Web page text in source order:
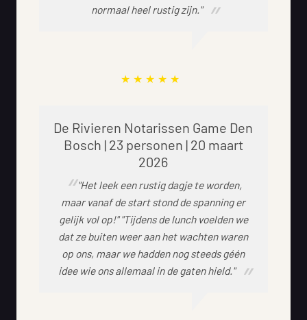
normaal heel rustig zijn."
De Rivieren Notarissen Game Den
Bosch | 23 personen | 20 maart
2026
"Het leek een rustig dagje te worden,
maar vanaf de start stond de spanning er
gelijk vol op!" "Tijdens de lunch voelden we
dat ze buiten weer aan het wachten waren
op ons, maar we hadden nog steeds géén
idee wie ons allemaal in de gaten hield."